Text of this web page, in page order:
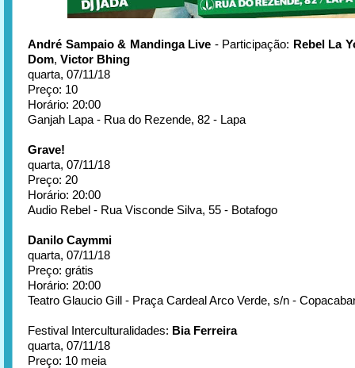
André Sampaio & Mandinga Live - Participação: Rebel La
Dom, Victor Bhing
quarta, 07/11/18
Preço: 10
Horário: 20:00
Ganjah Lapa - Rua do Rezende, 82 - Lapa
Grave!
quarta, 07/11/18
Preço: 20
Horário: 20:00
Audio Rebel - Rua Visconde Silva, 55 - Botafogo
Danilo Caymmi
quarta, 07/11/18
Preço: grátis
Horário: 20:00
Teatro Glaucio Gill - Praça Cardeal Arco Verde, s/n -
Festival Interculturalidades: Bia Ferreira
quarta, 07/11/18
Preço: 10 meia